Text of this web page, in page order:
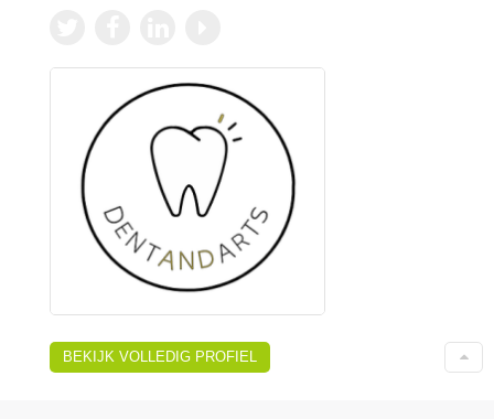
BEKIJK VOLLEDIG PROFIEL